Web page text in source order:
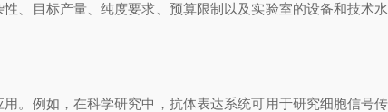
、目标产量、纯度要求、预算限制以及实验室的设备和技术
。例如，在科学研究中，抗体表达系统可用于研究细胞信号